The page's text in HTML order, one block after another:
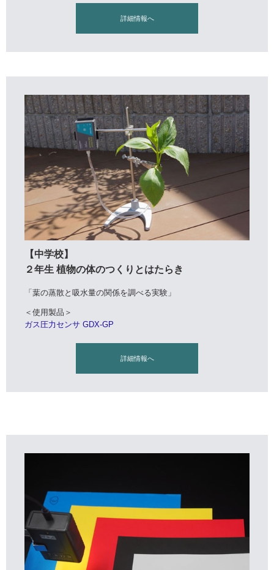
詳細情報へ
【中学校】
２年生 植物の体のつくりとはたらき
「葉の蒸散と吸水量の関係を調べる実験」
＜使用製品＞
ガス圧力センサ GDX-GP
詳細情報へ